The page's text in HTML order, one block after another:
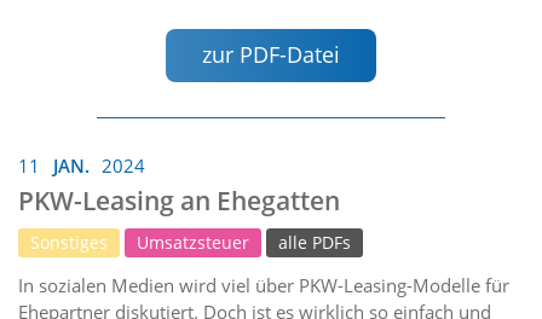
zur PDF-Datei
11 JAN. 2024
PKW-Leasing an Ehegatten
Sonstiges Umsatzsteuer alle PDFs
In sozialen Medien wird viel über PKW-Leasing-Modelle für
Ehepartner diskutiert. Doch ist es wirklich so einfach und